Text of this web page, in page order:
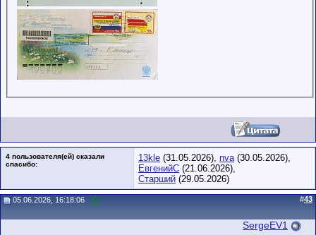
4 пользователя(ей) сказали
cпасибо:
13kle (31.05.2026), nva(30.05.2026),
ЕвгенийС (21.06.2026),
Старший (29.05.2026)
05.06.2026, 16:18:06 #43
SergeEV1